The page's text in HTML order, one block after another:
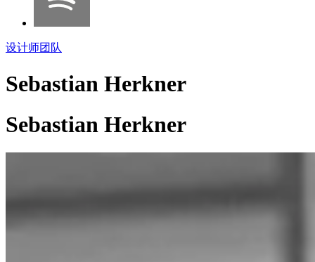
设计师团队
Sebastian Herkner
Sebastian Herkner